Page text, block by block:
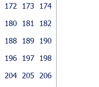
172 173
174
180 181
182
188 189
190
196 197
198
204 205
206